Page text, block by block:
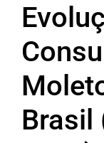
Brasil